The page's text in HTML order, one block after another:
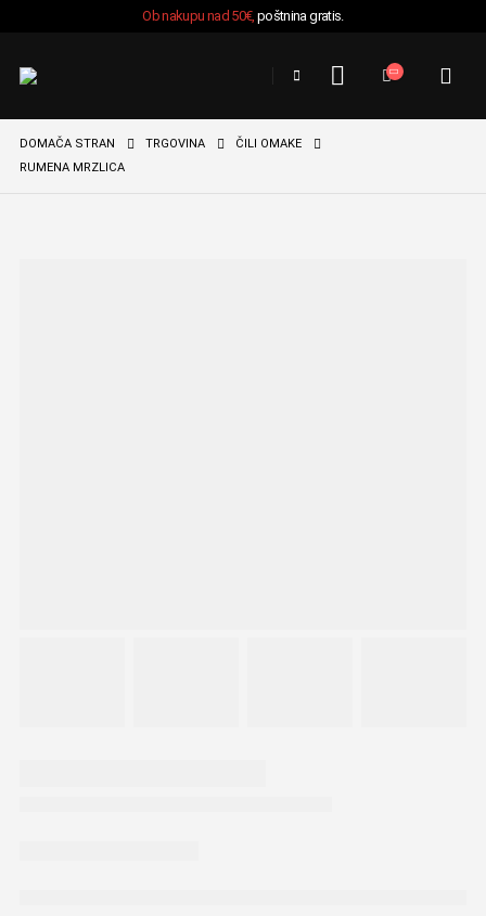
Ob nakupu nad 50€,poštnina gratis.
DOMAČA STRAN TRGOVINA
ČILI OMAKE
RUMENA MRZLICA